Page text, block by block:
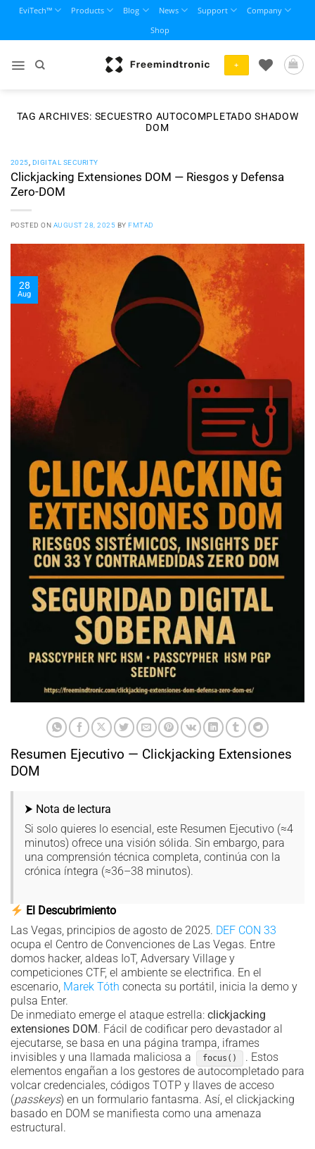
content
EviTech™ Products Blog News Support
Company
Shop
+
TAG ARCHIVES: SECUESTRO AUTOCOMPLETADO SHADOW
DOM
2025 DIGITAL SECURITY
Clickjacking Extensiones DOM — Riesgos y Defensa
Zero-DOM
POSTED ON AUGUST 28, 2025 BYFMTAD
28
Aug
Resumen Ejecutivo — Clickjacking Extensiones
DOM
⮞ Nota de lectura
Si solo quieres lo esencial, este Resumen Ejecutivo (≈4
minutos) ofrece una visión sólida. Sin embargo, para
una comprensión técnica completa, continúa con la
crónica íntegra (≈36–38 minutos).
El Descubrimiento
Las Vegas, principios de agosto de 2025. DEF CON 33
ocupa el Centro de Convenciones de Las Vegas. Entre
domos hacker, aldeas IoT, Adversary Village y
competiciones CTF, el ambiente se electrifica. En el
escenario, Marek Tóth conecta su portátil, inicia la demo y
pulsa Enter.
De inmediato emerge el ataque estrella: clickjacking
extensiones DOM. Fácil de codificar pero devastador al
ejecutarse, se basa en una página trampa, iframes
invisibles y una llamada maliciosa a
focus()
. Estos
elementos engañan a los gestores de autocompletado para
volcar credenciales, códigos TOTP y llaves de acceso
(passkeys) en un formulario fantasma. Así, el clickjacking
basado en DOM se manifiesta como una amenaza
estructural.